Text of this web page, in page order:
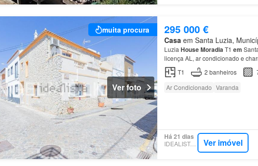
muita procura
Ver foto
295 000 €
Casa em Santa Luzia,
Luzia HouseMoradiaT1 em
licença AL, ar condicionado e
T1
2 banheiros
Ar Condicionado Varanda
Há 21 dias
IDEALISTA.PT Ver imóvel